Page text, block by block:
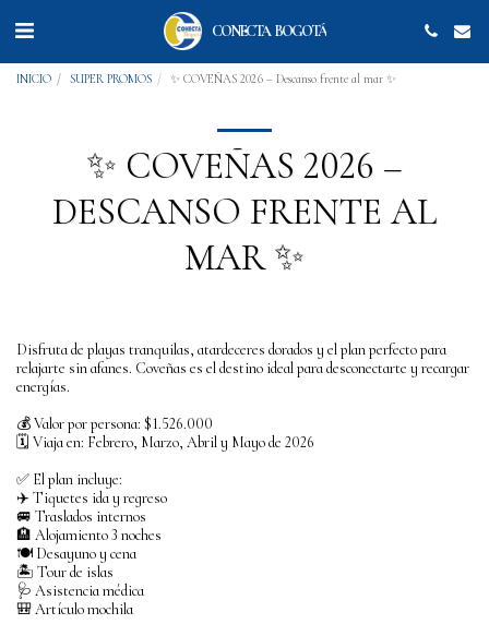
CONECTA BOGOTÁ
INICIO SUPER PROMOS ✨ COVEÑAS 2026 – Descanso frente al mar ✨
✨ COVEÑAS 2026 –
DESCANSO FRENTE AL
MAR ✨
Disfruta de playas tranquilas, atardeceres dorados y el plan perfecto para
relajarte sin afanes. Coveñas es el destino ideal para desconectarte y recargar
energías.
💰 Valor por persona: $1.526.000
🗓️ Viaja en: Febrero, Marzo, Abril y Mayo de 2026
✅ El plan incluye:
✈️ Tiquetes ida y regreso
🚐 Traslados internos
🏨 Alojamiento 3 noches
🍽️ Desayuno y cena
🏝️ Tour de islas
🩺 Asistencia médica
🎒 Artículo mochila